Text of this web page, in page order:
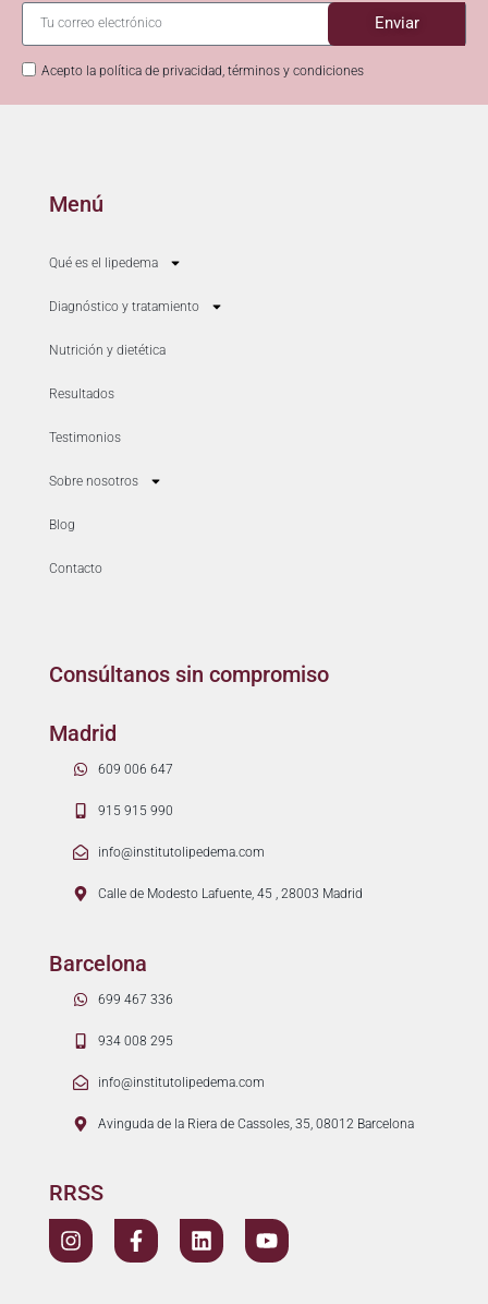
Acepto la política de privacidad, términos y condiciones
Enviar
Menú
Qué es el lipedema
Diagnóstico y tratamiento
Nutrición y dietética
Resultados
Testimonios
Sobre nosotros
Blog
Contacto
Consúltanos sin compromiso
Madrid
609 006 647
915 915 990
info@institutolipedema.com
Calle de Modesto Lafuente, 45 , 28003 Madrid
Barcelona
699 467 336
934 008 295
info@institutolipedema.com
Avinguda de la Riera de Cassoles, 35, 08012 Barcelona
RRSS